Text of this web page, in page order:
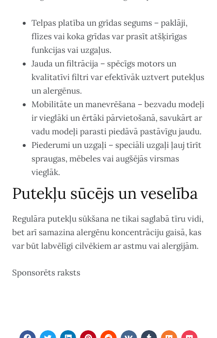
Telpas platība un grīdas segums – paklāji,
flīzes vai koka grīdas var prasīt atšķirīgas
funkcijas vai uzgaļus.
Jauda un filtrācija – spēcīgs motors un
kvalitatīvi filtri var efektīvāk uztvert putekļus
un alergēnus.
Mobilitāte un manevrēšana – bezvadu modeļi
ir vieglāki un ērtāki pārvietošanā, savukārt ar
vadu modeļi parasti piedāvā pastāvīgu jaudu.
Piederumi un uzgaļi – speciāli uzgaļi ļauj tīrīt
spraugas, mēbeles vai augšējās virsmas
vieglāk.
Putekļu sūcējs un veselība
Regulāra putekļu sūkšana ne tikai saglabā tīru vidi,
bet arī samazina alergēnu koncentrāciju gaisā, kas
var būt labvēlīgi cilvēkiem ar astmu vai alergijām.
Sponsorēts raksts